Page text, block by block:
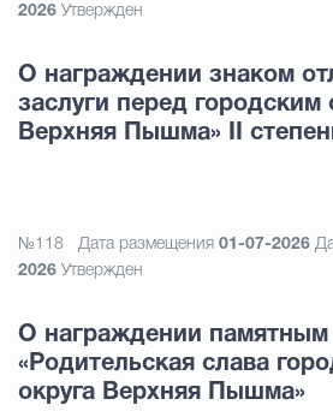
2026 Утвержден
О награждении знаком
заслуги перед городским
Верхняя Пышма» II
№118 Дата размещения 01-07-2026
2026 Утвержден
О награждении памятным
«Родительская слава
округа Верхняя Пышма»